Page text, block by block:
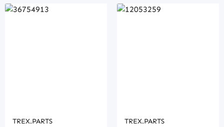
TREX.PARTS TREX.PARTS